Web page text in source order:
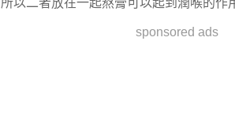
sponsored ads